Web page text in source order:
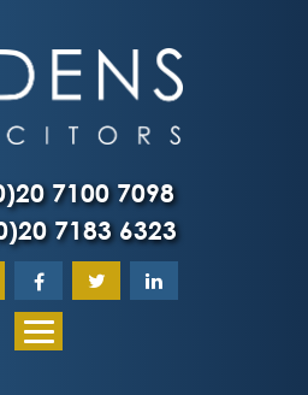
7100 7098
7183 6323
Home